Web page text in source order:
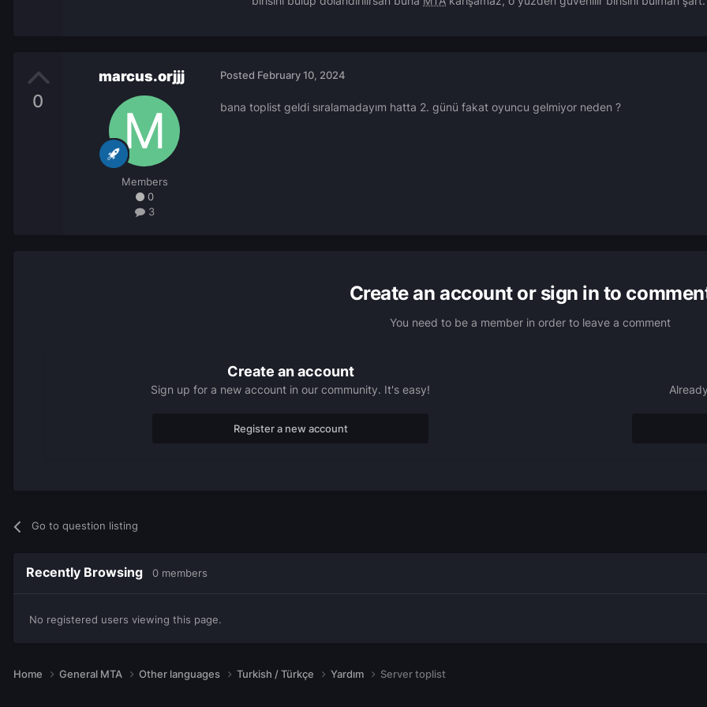
0
marcus.orjjj
Members
0
3
Posted February 10, 2024
bana toplist geldi sıralamadayım hatta 2. günü fakat oyuncu gelmiyor neden ?
Create an account or sign in to
You need to be a member in order to leave a comment
Create an account
Sign up for a new account in our community. It's easy!
Register a new account
Go to question listing
Recently Browsing 0 members
No registered users viewing this page.
Home General MTA Other languages Turkish / Türkçe Yardım Server toplist